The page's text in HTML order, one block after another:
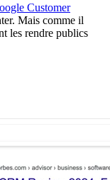
Customer
Mais comme il
les rendre publics